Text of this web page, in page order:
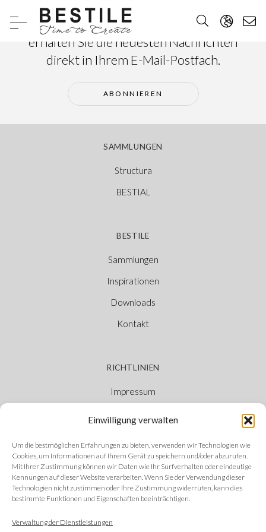
Einwilligung verwalten
Um die bestmöglichen Erfahrungen zu bieten, verwenden wir Technologien wie
Cookies, um Informationen auf Ihrem Gerät zu speichern und/oder abzurufen.
Mit Ihrer Zustimmung können wir Daten wie Ihr Surfverhalten oder eindeutige
Kennungen auf dieser Website verarbeiten. Wenn Sie der Verwendung dieser
Technologien nicht zustimmen oder Ihre Zustimmung widerrufen, kann dies
bestimmte Funktionen und Eigenschaften beeinträchtigen.
Verwaltung der Dienstleistungen
Abonnieren Sie unseren Newsletter und
erhalten Sie die neuesten Nachrichten
direkt in Ihrem E-Mail-Postfach.
ABONNIEREN
SAMMLUNGEN
Structura
BESTIAL
BESTILE
Sammlungen
Inspirationen
Downloads
Kontakt
RICHTLINIEN
Impressum
Ethischer Kanal
FOLGEN SIE UNS